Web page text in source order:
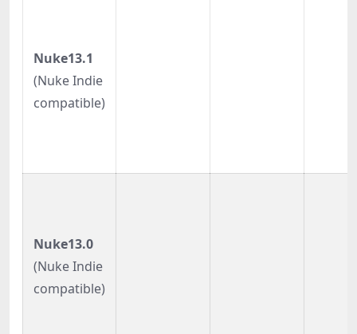
Nuke13.1
(Nuke Indie
compatible)
Nuke13.0
(Nuke Indie
compatible)